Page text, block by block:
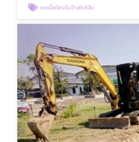
รถแม็คโครรับจ้างใกล้ฉัน